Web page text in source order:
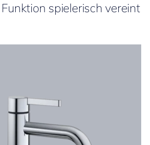
spielerisch vereint